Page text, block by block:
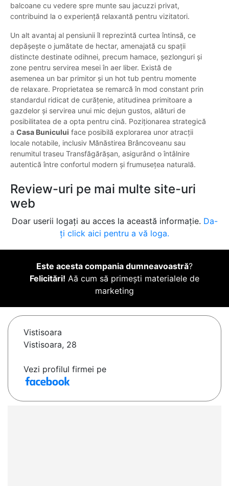
balcoane cu vedere spre munte sau jacuzzi privat,
contribuind la o experiență relaxantă pentru vizitatori.
Un alt avantaj al pensiunii îl reprezintă curtea întinsă, ce
depășește o jumătate de hectar, amenajată cu spații
distincte destinate odihnei, precum hamace, șezlonguri și
zone pentru servirea mesei în aer liber. Există de
asemenea un bar primitor și un hot tub pentru momente
de relaxare. Proprietatea se remarcă în mod constant prin
standardul ridicat de curățenie, atitudinea primitoare a
gazdelor și servirea unui mic dejun gustos, alături de
posibilitatea de a opta pentru cină. Poziționarea strategică
a Casa Bunicului face posibilă explorarea unor atracții
locale notabile, inclusiv Mănăstirea Brâncoveanu sau
renumitul traseu Transfăgărășan, asigurând o întâlnire
autentică între confortul modern și frumusețea naturală.
Review-uri pe mai multe site-uri
web
Doar userii logați au acces la această informație. Da-
ți click aici pentru a vă loga.
Este acesta compania dumneavoastră?
Felicitări! Aă cum să primești materialele de
marketing
Vistisoara
Vistisoara, 28
Vezi profilul firmei pe